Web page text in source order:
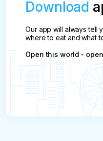
Download
Our app will always tell
where to eat and what
Open this world - open